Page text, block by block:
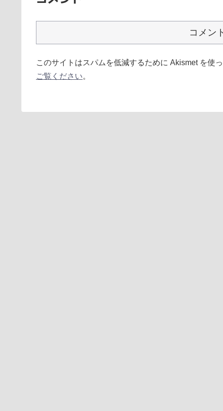
コメン
このサイトはスパムを低減するために Akismet を使っ
ご覧ください。